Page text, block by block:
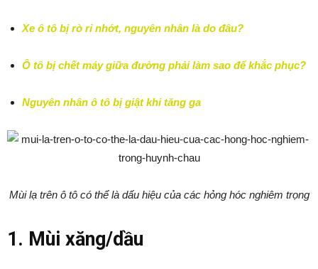
Xe ô tô bị rò rỉ nhớt, nguyên nhân là do đâu?
Ô tô bị chết máy giữa đường phải làm sao để khắc phục?
Nguyên nhân ô tô bị giật khi tăng ga
Mùi lạ trên ô tô có thể là dấu hiệu của các hỏng hóc nghiêm trọng
1. Mùi xăng/dầu